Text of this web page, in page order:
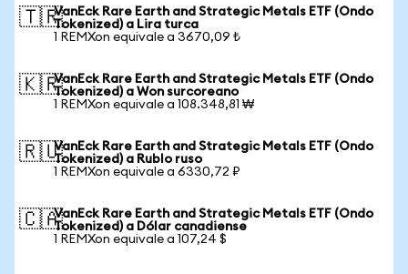
🇹🇷VanEck Rare Earth and Strategic Metals ETF (Ondo
Tokenized) a Lira turca
1 REMXon equivale a 3670,09 ₺
🇰🇷VanEck Rare Earth and Strategic Metals ETF (Ondo
Tokenized) a Won surcoreano
1 REMXon equivale a 108.348,81 ₩
🇷🇺VanEck Rare Earth and Strategic Metals ETF (Ondo
Tokenized) a Rublo ruso
1 REMXon equivale a 6330,72 ₽
🇨🇦VanEck Rare Earth and Strategic Metals ETF (Ondo
Tokenized) a Dólar canadiense
1 REMXon equivale a 107,24 $